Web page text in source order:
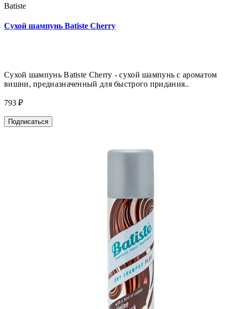
Batiste
Сухой шампунь Batiste Cherry
Сухой шампунь Batiste Cherry - сухой шампунь с ароматом
вишни, предназначенный для быстрого придания..
793 ₽
Подписаться